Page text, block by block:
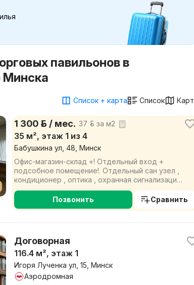
павильонов в
Минска
Список + карта Список
1 300 р. / мес. 37 р. за м2
35 м², этаж 1 из 4
Бабушкина ул, 48, Минск
Офис-магазин-склад +! Отдельный вход +
подсобное помещение!. Отдельный сан узел ,
кондиционер , оптика , охранная сигнализация,
тревожная кнопка, круг...
Позвонить
Сравнить
Договорная
116.4 м², этаж 1
Игоря Лученка ул, 15, Минск
Аэродромная